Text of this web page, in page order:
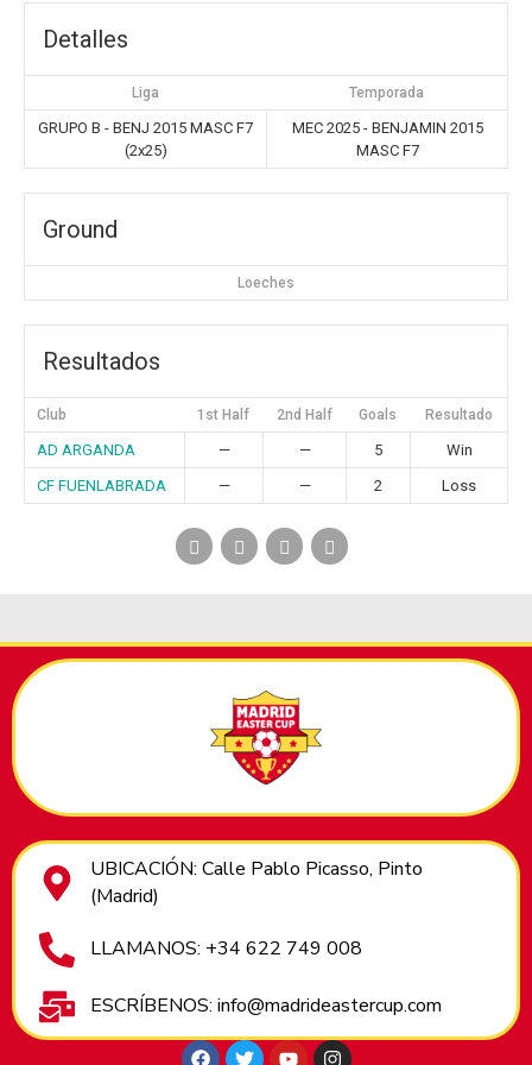
Detalles
Liga Temporada
GRUPO B - BENJ 2015 MASC F7
(2x25)
MEC 2025 - BENJAMIN 2015
MASC F7
Ground
Loeches
Resultados
Club 1st Half 2nd Half Goals Resultado
AD ARGANDA — — 5
Win
CF FUENLABRADA
— — 2 Loss
UBICACIÓN: Calle Pablo Picasso, Pinto
(Madrid)
LLAMANOS: +34 622 749 008
ESCRÍBENOS: info@madrideastercup.com